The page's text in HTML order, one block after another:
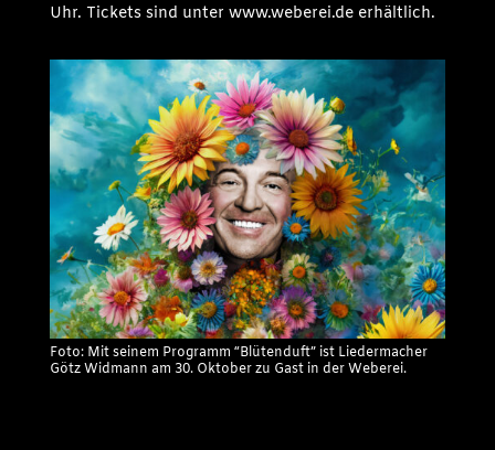
Uhr. Tickets sind unter www.weberei.de erhältlich.
Foto: Mit seinem Programm “Blütenduft” ist Liedermacher
Götz Widmann am 30. Oktober zu Gast in der Weberei.